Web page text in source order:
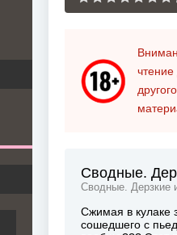
чтение
Сводные.
Сводные. Дерзкие
Сжимая в кулаке
сошедшего с